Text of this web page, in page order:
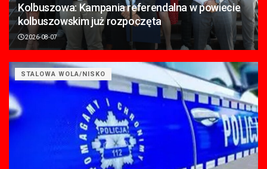
Kolbuszowa: Kampania referendalna w powiecie
kolbuszowskim już rozpoczęta
2026-08-07
STALOWA WOLA/NISKO